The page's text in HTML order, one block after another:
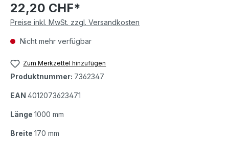
22,20 CHF*
Preise inkl. MwSt. zzgl. Versandkosten
Nicht mehr verfügbar
Zum Merkzettel hinzufügen
Produktnummer: 7362347
EAN 4012073623471
Länge 1000 mm
Breite 170 mm